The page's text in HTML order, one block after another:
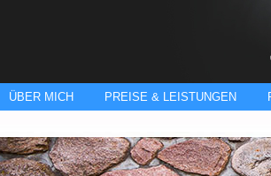
ÜBER MICH PREISE & LEISTUNGEN